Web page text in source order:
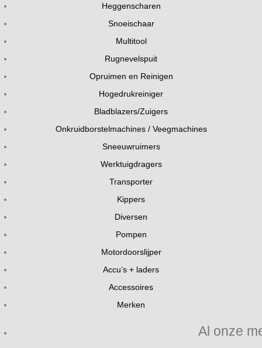
Heggenscharen
Snoeischaar
Multitool
Rugnevelspuit
Opruimen en Reinigen
Hogedrukreiniger
Bladblazers/Zuigers
Onkruidborstelmachines / Veegmachines
Sneeuwruimers
Werktuigdragers
Transporter
Kippers
Diversen
Pompen
Motordoorslijper
Accu’s + laders
Accessoires
Merken
Al onze